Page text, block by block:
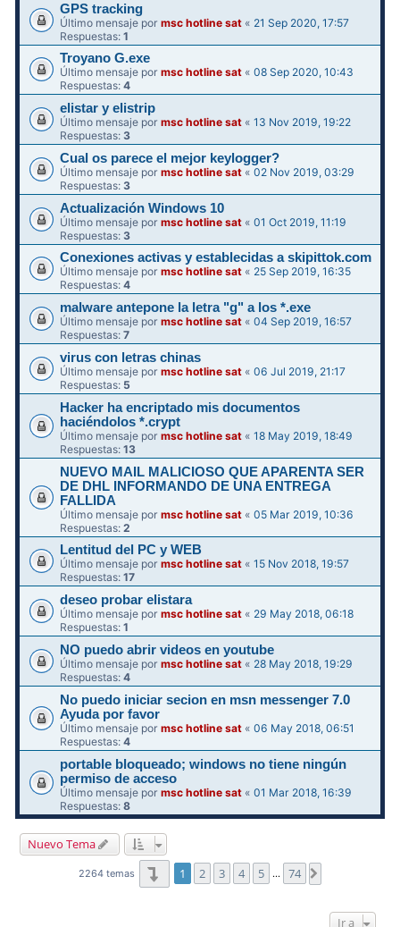
GPS tracking
Último mensaje pormsc hotline sat « 21 Sep 2020, 17:57
Respuestas:1
Troyano G.exe
Último mensaje pormsc hotline sat «08 Sep 2020, 10:43
Respuestas:4
elistar y elistrip
Último mensaje pormsc hotline sat «13 Nov 2019, 19:22
Respuestas: 3
Cual os parece el mejor keylogger?
Último mensaje pormsc hotline sat «02 Nov 2019, 03:29
Respuestas:3
Actualización Windows 10
Último mensaje pormsc hotline sat «01 Oct 2019, 11:19
Respuestas: 3
Conexiones activas y establecidas a skipittok.com
Último mensaje pormsc hotline sat « 25 Sep 2019, 16:35
Respuestas:4
malware antepone la letra "g" a los *.exe
Último mensaje pormsc hotline sat «04 Sep 2019, 16:57
Respuestas:7
virus con letras chinas
Último mensaje pormsc hotline sat «06 Jul 2019, 21:17
Respuestas: 5
Hacker ha encriptado mis documentos
haciéndolos *.crypt
Último mensaje pormsc hotline sat «18 May 2019, 18:49
Respuestas:13
NUEVO MAIL MALICIOSO QUE APARENTA SER
DE DHL INFORMANDO DE UNA ENTREGA
FALLIDA
Último mensaje pormsc hotline sat «05 Mar 2019, 10:36
Respuestas:2
Lentitud del PC y WEB
Último mensaje pormsc hotline sat «15 Nov 2018, 19:57
Respuestas:17
deseo probar elistara
Último mensaje pormsc hotline sat « 29 May 2018, 06:18
Respuestas:1
NO puedo abrir videos en youtube
Último mensaje pormsc hotline sat « 28 May 2018, 19:29
Respuestas:4
No puedo iniciar secion en msn messenger 7.0
Ayuda por favor
Último mensaje pormsc hotline sat «06 May 2018, 06:51
Respuestas:4
portable bloqueado; windows no tiene ningún
permiso de acceso
Último mensaje pormsc hotline sat «01 Mar 2018, 16:39
Respuestas:8
Nuevo Tema
2264 temas Página1 de 74
1 2 3 4 5 … 74
Ir a